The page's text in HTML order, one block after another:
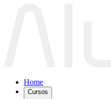
Home
Cursos